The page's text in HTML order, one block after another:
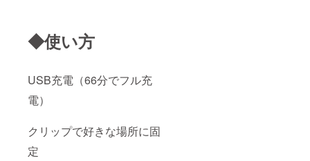
◆使い方
USB充電（66分でフル充
電）
クリップで好きな場所に固
定